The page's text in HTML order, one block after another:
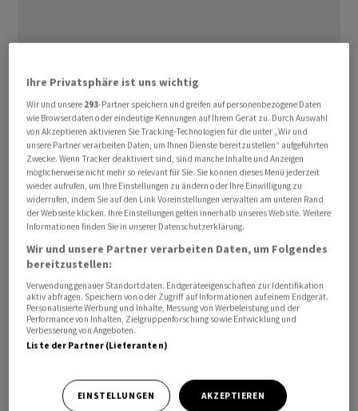
militärischen Spannungen gekommen. Die USA hatten
Ziele auf dem iranischen Festland angegriffen. Der Iran
hatte US-Militärschiffe mit Raketen und Schnellbooten
attackiert. Unklar war, welche Kriegspartei zuerst das
Feuer eröffnet hatte. Bereits am Mittwoch hatten die
USA auf einen iranischen Tanker geschossen und nach
eigenen Angaben dessen Ruder ausser Betrieb
genommen./arb/DP/men
(AWP)
Ihre Privatsphäre ist uns wichtig
Wir und unsere 293-Partner speichern und greifen auf personenbezogene Daten
wie Browserdaten oder eindeutige Kennungen auf Ihrem Gerät zu. Durch Auswahl
von Akzeptieren aktivieren Sie Tracking-Technologien für die unter „Wir und
unsere Partner verarbeiten Daten, um Ihnen Dienste bereitzustellen“ aufgeführten
Zwecke. Wenn Tracker deaktiviert sind, sind manche Inhalte und Anzeigen
möglicherweise nicht mehr so relevant für Sie. Sie können dieses Menü jederzeit
wieder aufrufen, um Ihre Einstellungen zu ändern oder Ihre Einwilligung zu
widerrufen, indem Sie auf den Link Voreinstellungen verwalten am unteren Rand
der Webseite klicken. Ihre Einstellungen gelten innerhalb unseres Website. Weitere
Informationen finden Sie in unserer Datenschutzerklärung.
Wir und unsere Partner verarbeiten Daten, um Folgendes
bereitzustellen:
Verwendung genauer Standortdaten. Endgeräteeigenschaften zur Identifikation
aktiv abfragen. Speichern von oder Zugriff auf Informationen auf einem Endgerät.
Personalisierte Werbung und Inhalte, Messung von Werbeleistung und der
Performance von Inhalten, Zielgruppenforschung sowie Entwicklung und
Verbesserung von Angeboten.
Liste der Partner (Lieferanten)
EINSTELLUNGEN AKZEPTIEREN